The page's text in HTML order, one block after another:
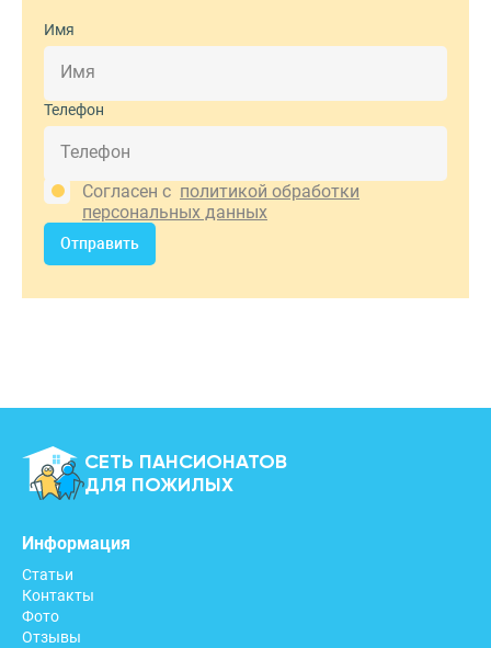
Имя
Телефон
Согласен с политикой обработки
персональных данных
Отправить
СЕТЬ ПАНСИОНАТОВ
ДЛЯ ПОЖИЛЫХ
Информация
Статьи
Контакты
Фото
Отзывы